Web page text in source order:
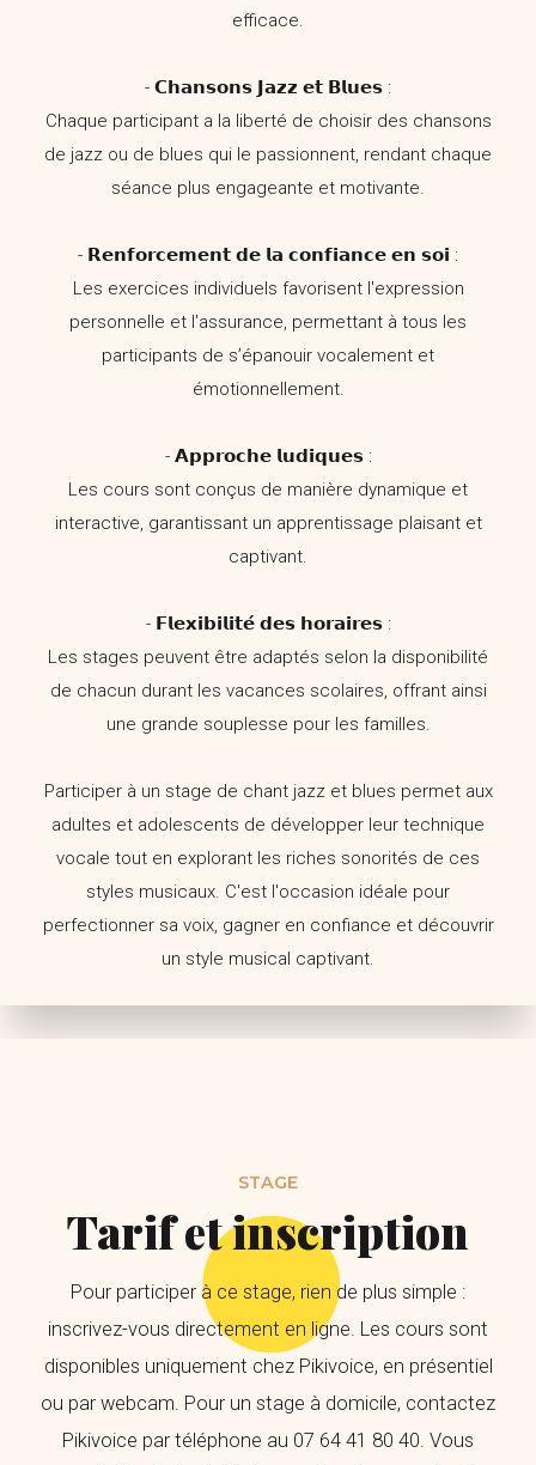
efficace.
- 𝗖𝗵𝗮𝗻𝘀𝗼𝗻𝘀 𝗝𝗮𝘇𝘇 𝗲𝘁 𝗕𝗹𝘂𝗲𝘀 :
Chaque participant a la liberté de choisir des chansons
de jazz ou de blues qui le passionnent, rendant chaque
séance plus engageante et motivante.
- 𝗥𝗲𝗻𝗳𝗼𝗿𝗰𝗲𝗺𝗲𝗻𝘁 𝗱𝗲 𝗹𝗮 𝗰𝗼𝗻𝗳𝗶𝗮𝗻𝗰𝗲 𝗲𝗻 𝘀𝗼𝗶 :
Les exercices individuels favorisent l'expression
personnelle et l'assurance, permettant à tous les
participants de s’épanouir vocalement et
émotionnellement.
- 𝗔𝗽𝗽𝗿𝗼𝗰𝗵𝗲 𝗹𝘂𝗱𝗶𝗾𝘂𝗲𝘀 :
Les cours sont conçus de manière dynamique et
interactive, garantissant un apprentissage plaisant et
captivant.
- 𝗙𝗹𝗲𝘅𝗶𝗯𝗶𝗹𝗶𝘁𝗲́ 𝗱𝗲𝘀 𝗵𝗼𝗿𝗮𝗶𝗿𝗲𝘀 :
Les stages peuvent être adaptés selon la disponibilité
de chacun durant les vacances scolaires, offrant ainsi
une grande souplesse pour les familles.
Participer à un stage de chant jazz et blues permet aux
adultes et adolescents de développer leur technique
vocale tout en explorant les riches sonorités de ces
styles musicaux. C'est l'occasion idéale pour
perfectionner sa voix, gagner en confiance et découvrir
un style musical captivant.
STAGE
Tarif et inscription
Pour participer à ce stage, rien de plus simple :
inscrivez-vous directement en ligne. Les cours sont
disponibles uniquement chez Pikivoice, en présentiel
ou par webcam. Pour un stage à domicile, contactez
Pikivoice par téléphone au 07 64 41 80 40. Vous